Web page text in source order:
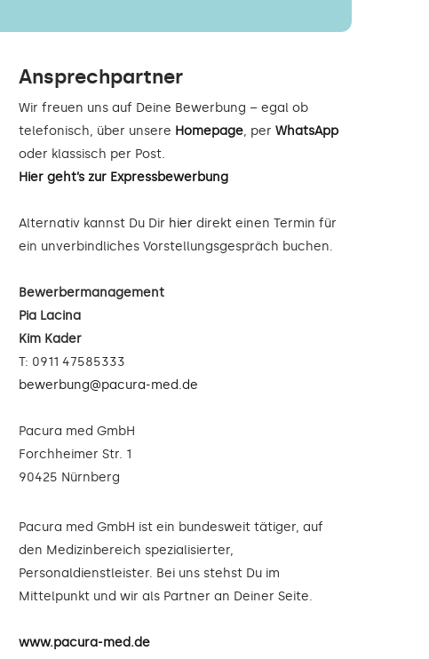
Ansprechpartner
Wir freuen uns auf Deine Bewerbung – egal ob
telefonisch, über unsere Homepage, per WhatsApp
oder klassisch per Post.
Hier geht’s zur Expressbewerbung
Alternativ kannst Du Dir hier direkt einen Termin für
ein unverbindliches Vorstellungsgespräch buchen.
Bewerbermanagement
Pia Lacina
Kim Kader
T: 0911 47585333
bewerbung@pacura-med.de
Pacura med GmbH
Forchheimer Str. 1
90425 Nürnberg
Pacura med GmbH ist ein bundesweit tätiger, auf
den Medizinbereich spezialisierter,
Personaldienstleister. Bei uns stehst Du im
Mittelpunkt und wir als Partner an Deiner Seite.
www.pacura-med.de